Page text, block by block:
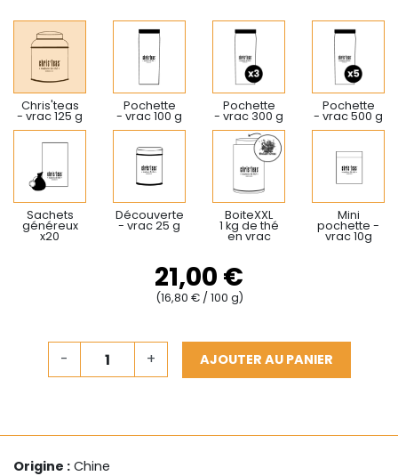
Chris'teas
- vrac 125 g
Pochette
- vrac 100 g
Pochette
- vrac 300 g
Pochette
- vrac 500 g
Sachets
généreux
x20
Découverte
- vrac 25 g
BoiteXXL
1 kg de thé
en vrac
Mini
pochette -
vrac 10g
21,00 €
(16,80 € / 100 g)
- + AJOUTER AU PANIER
Origine : Chine